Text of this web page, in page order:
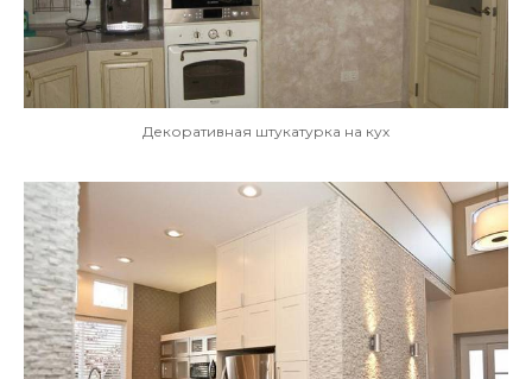
Декоративная штукатурка на кух